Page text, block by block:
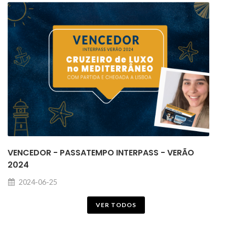
VENCEDOR - PASSATEMPO INTERPASS - VERÃO
2024
2024-06-25
VER TODOS